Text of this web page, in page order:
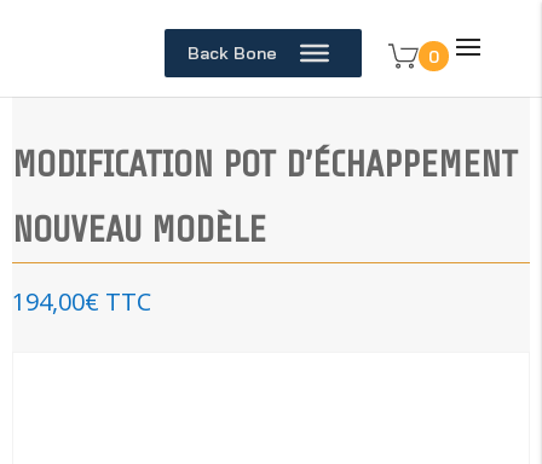
Back Bone 0
MODIFICATION POT D’ÉCHAPPEMENT
NOUVEAU MODÈLE
194,00€ TTC